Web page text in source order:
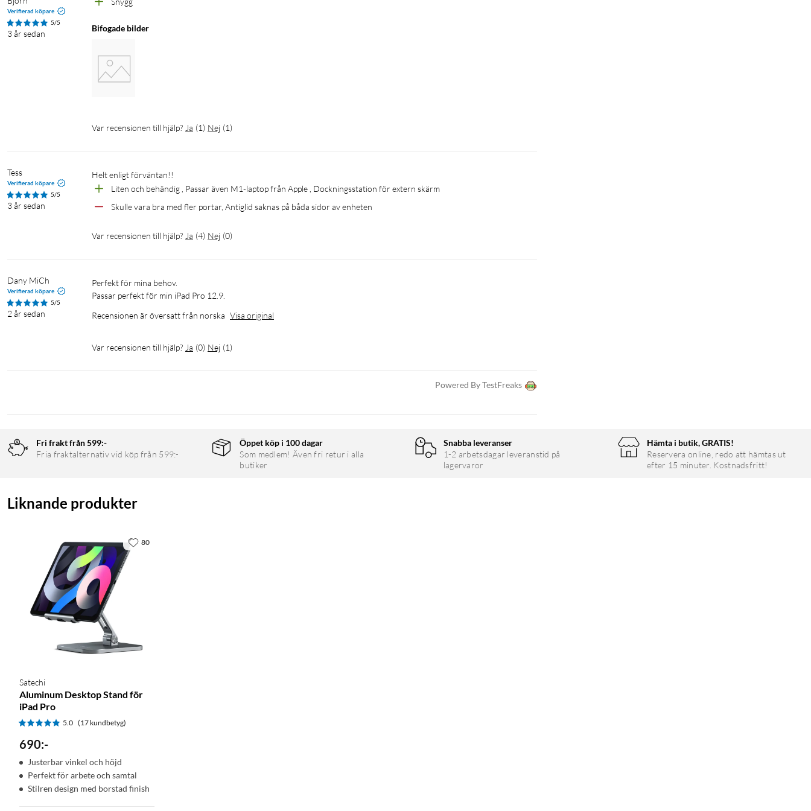
Verifierad köpare
5/5
3 år sedan
Bifogade bilder
Var recensionen till hjälp? Ja (1) Nej (1)
Tess
Verifierad köpare
5/5
3 år sedan
Helt enligt förväntan!!
Liten och behändig , Passar även M1-laptop från Apple , Dockningsstation för extern skärm
Skulle vara bra med fler portar, Antiglid saknas på båda sidor av enheten
Var recensionen till hjälp? Ja (4) Nej (0)
Dany MiCh
Verifierad köpare
5/5
2 år sedan
Perfekt för mina behov.
Passar perfekt för min iPad Pro 12.9.
Recensionen är översatt från norska Visa original
Var recensionen till hjälp? Ja (0) Nej (1)
Powered By TestFreaks
Fri frakt från 599:-
Fria fraktalternativ vid köp från 599:-
Öppet köp i 100 dagar
Som medlem! Även fri retur i alla
butiker
Snabba leveranser
1-2 arbetsdagar leveranstid på
lagervaror
Hämta i butik, GRATIS!
Reservera online, redo att hämtas ut
efter 15 minuter. Kostnadsfritt!
Liknande produkter
Satechi
Aluminum Desktop Stand för
iPad Pro
5.0 (17 kundbetyg)
690:-
Justerbar vinkel och höjd
Perfekt för arbete och samtal
Stilren design med borstad finish
80